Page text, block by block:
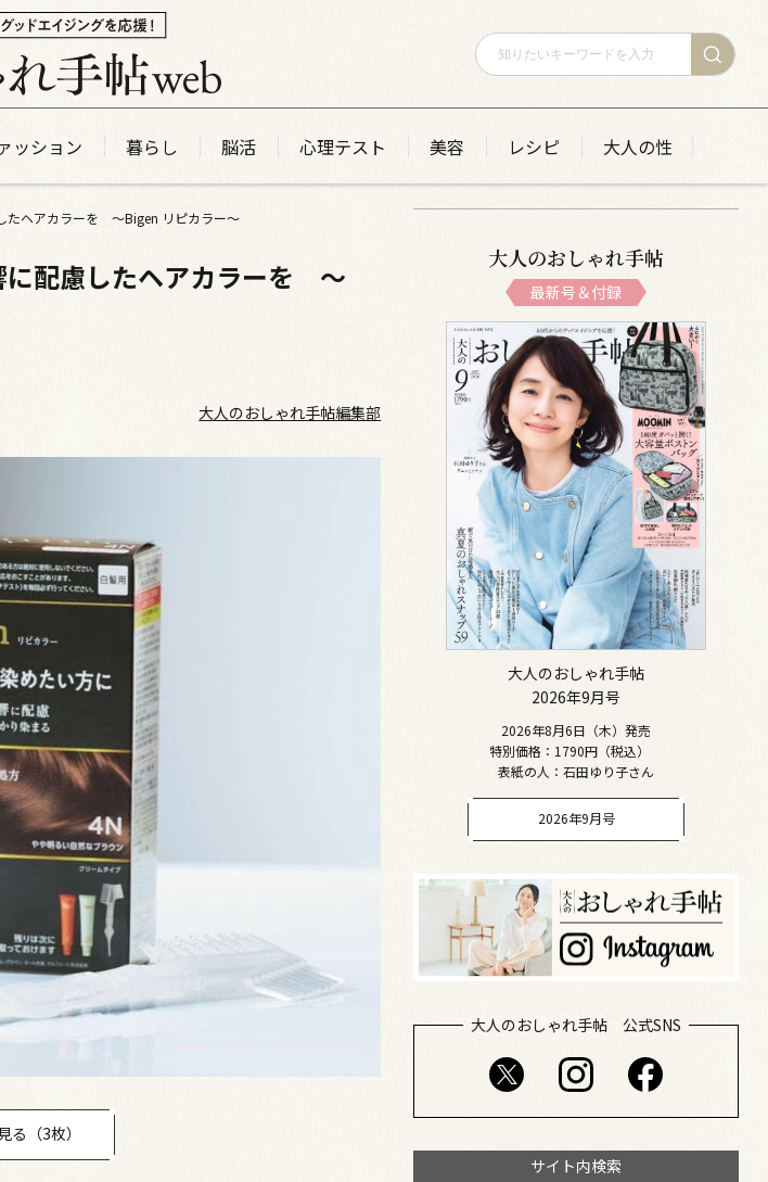
ッション 暮らし 脳活 心理テスト 美容 レシピ 大人の性
たヘアカラーを ～Bigen リピカラー～
に配慮したヘアカラーを ～
大人のおしゃれ手帖編集部
る（3枚）
大人のおしゃれ手帖
最新号＆付録
大人のおしゃれ手帖
2026年9月号
2026年8月6日（木）発売
特別価格：1790円（税込）
表紙の人：石田ゆり子さん
2026年9月号
大人のおしゃれ手帖 公式SNS
サイト内検索